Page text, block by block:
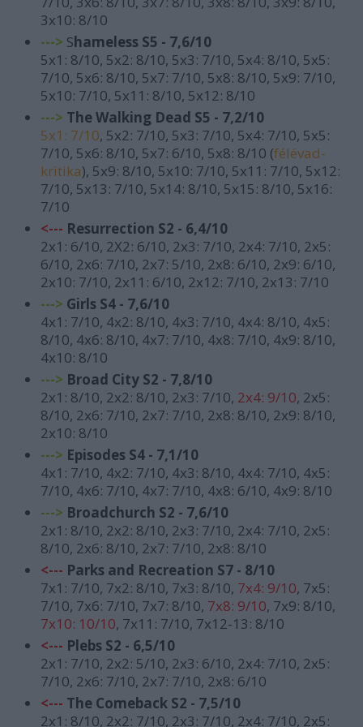
3x10: 8/10
---> Shameless S5 - 7,6/10
5x1: 8/10, 5x2: 8/10, 5x3: 7/10, 5x4: 8/10, 5x5:
7/10, 5x6: 8/10, 5x7: 7/10, 5x8: 8/10, 5x9: 7/10,
5x10: 7/10, 5x11: 8/10, 5x12: 8/10
---> The Walking Dead S5 - 7,2/10
5x1: 7/10, 5x2: 7/10, 5x3: 7/10, 5x4: 7/10, 5x5:
7/10, 5x6: 8/10, 5x7: 6/10, 5x8: 8/10 (félévad-
kritika), 5x9: 8/10, 5x10: 7/10, 5x11: 7/10, 5x12:
7/10, 5x13: 7/10, 5x14: 8/10, 5x15: 8/10, 5x16:
7/10
<--- Resurrection S2 - 6,4/10
2x1: 6/10, 2X2: 6/10, 2x3: 7/10, 2x4: 7/10, 2x5:
6/10, 2x6: 7/10, 2x7: 5/10, 2x8: 6/10, 2x9: 6/10,
2x10: 7/10, 2x11: 6/10, 2x12: 7/10, 2x13: 7/10
---> Girls S4 - 7,6/10
4x1: 7/10, 4x2: 8/10, 4x3: 7/10, 4x4: 8/10, 4x5:
8/10, 4x6: 8/10, 4x7: 7/10, 4x8: 7/10, 4x9: 8/10,
4x10: 8/10
---> Broad City S2 - 7,8/10
2x1: 8/10, 2x2: 8/10, 2x3: 7/10, 2x4: 9/10, 2x5:
8/10, 2x6: 7/10, 2x7: 7/10, 2x8: 8/10, 2x9: 8/10,
2x10: 8/10
---> Episodes S4 - 7,1/10
4x1: 7/10, 4x2: 7/10, 4x3: 8/10, 4x4: 7/10, 4x5:
7/10, 4x6: 7/10, 4x7: 7/10, 4x8: 6/10, 4x9: 8/10
---> Broadchurch S2 - 7,6/10
2x1: 8/10, 2x2: 8/10, 2x3: 7/10, 2x4: 7/10, 2x5:
8/10, 2x6: 8/10, 2x7: 7/10, 2x8: 8/10
<--- Parks and Recreation S7 - 8/10
7x1: 7/10, 7x2: 8/10, 7x3: 8/10, 7x4: 9/10, 7x5:
7/10, 7x6: 7/10, 7x7: 8/10, 7x8: 9/10, 7x9: 8/10,
7x10: 10/10, 7x11: 7/10, 7x12-13: 8/10
<--- Plebs S2 - 6,5/10
2x1: 7/10, 2x2: 5/10, 2x3: 6/10, 2x4: 7/10, 2x5:
7/10, 2x6: 7/10, 2x7: 7/10, 2x8: 6/10
<--- The Comeback S2 - 7,5/10
2x1: 8/10, 2x2: 7/10, 2x3: 7/10, 2x4: 7/10, 2x5: